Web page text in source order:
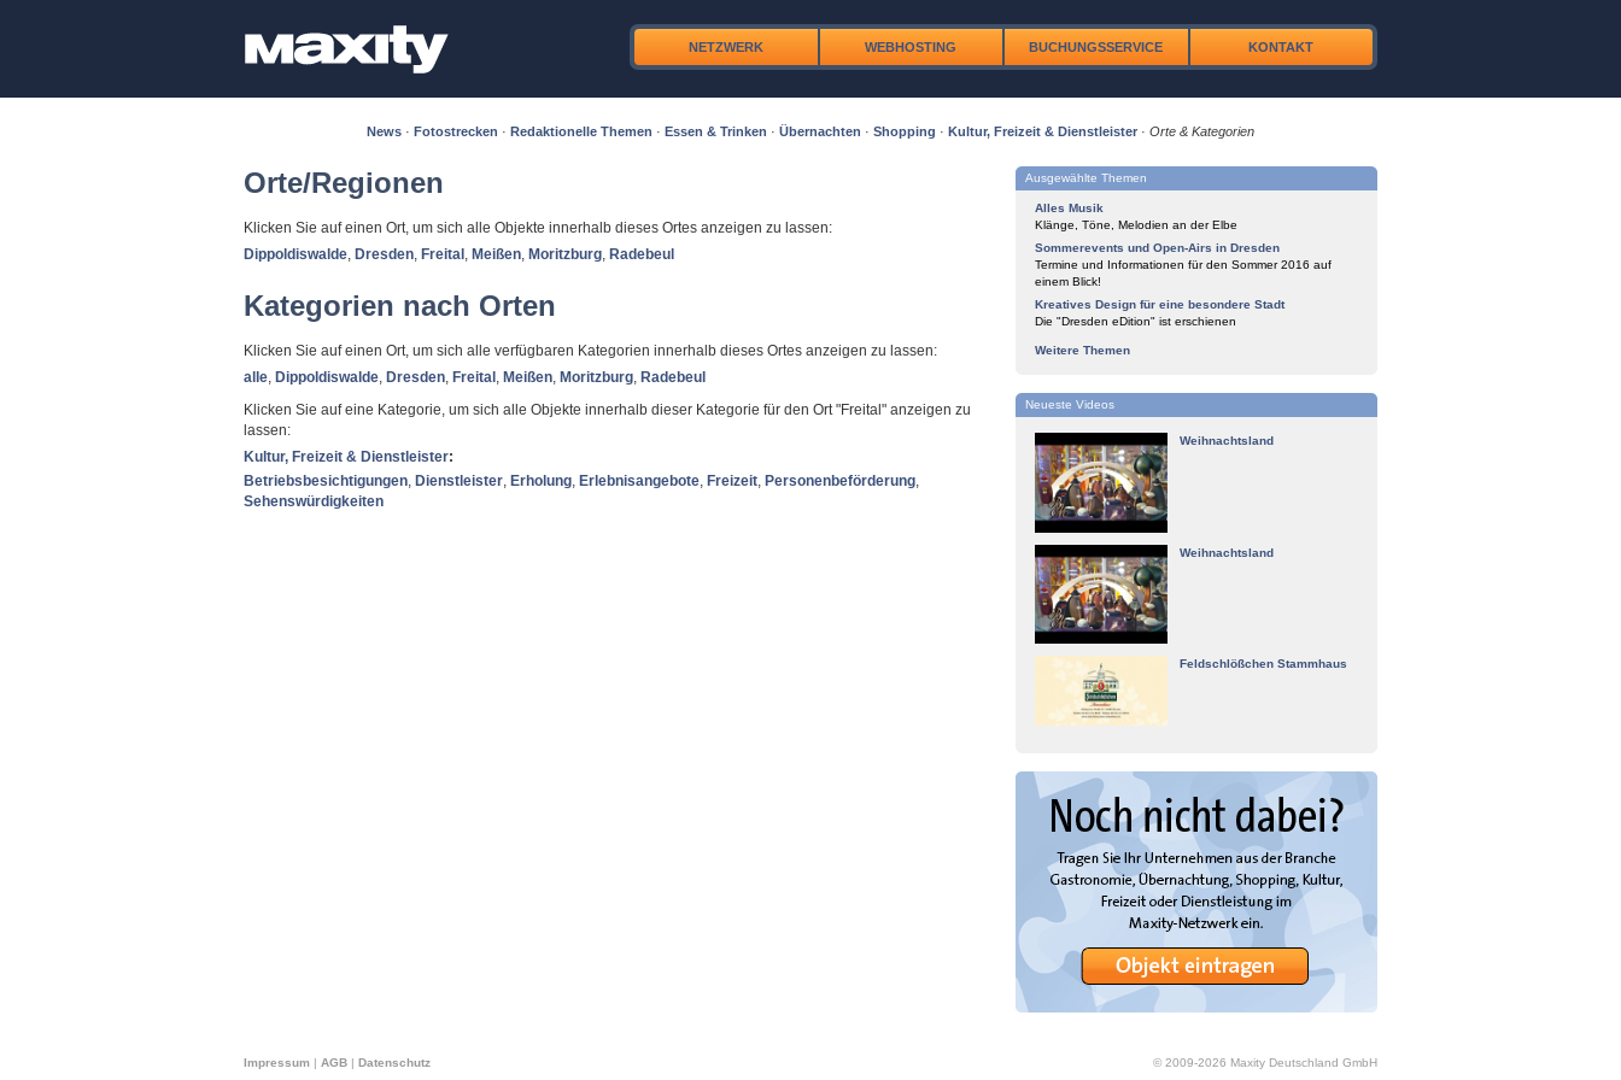
NETZWERK WEBHOSTING BUCHUNGSSERVICE KONTAKT
News · Fotostrecken · Redaktionelle Themen · Essen & Trinken · Übernachten · Shopping · Kultur, Freizeit & Dienstleister · Orte & Kategorien
Orte/Regionen
Klicken Sie auf einen Ort, um sich alle Objekte innerhalb dieses Ortes anzeigen zu lassen:
Dippoldiswalde, Dresden, Freital , Meißen, Moritzburg, Radebeul
Kategorien nach Orten
Klicken Sie auf einen Ort, um sich alle verfügbaren Kategorien innerhalb dieses Ortes anzeigen zu lassen:
alle, Dippoldiswalde, Dresden, Freital , Meißen, Moritzburg, Radebeul
Klicken Sie auf eine Kategorie, um sich alle Objekte innerhalb dieser Kategorie für den Ort "Freital" anzeigen zu
lassen:
Kultur, Freizeit & Dienstleister:
Betriebsbesichtigungen, Dienstleister, Erholung, Erlebnisangebote, Freizeit, Personenbeförderung,
Sehenswürdigkeiten
Ausgewählte Themen
Alles Musik
Klänge, Töne, Melodien an der Elbe
Sommerevents und Open-Airs in Dresden
Termine und Informationen für den Sommer 2016 auf
einem Blick!
Kreatives Design für eine besondere Stadt
Die "Dresden eDition" ist erschienen
Weitere Themen
Neueste Videos
Weihnachtsland
Weihnachtsland
Feldschlößchen Stammhaus
Impressum AGB Datenschutz © 2009-2026 Maxity Deutschland GmbH